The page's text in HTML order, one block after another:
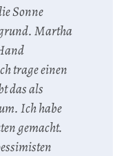
Sonne
Martha
trage einen
das als
Ich habe
gemacht.